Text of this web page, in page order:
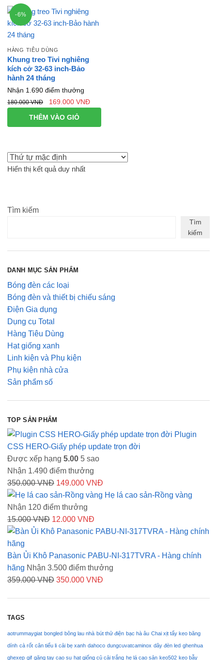
-6%
HÀNG TIÊU DÙNG
Khung treo Tivi nghiêng
kích cở 32-63 inch-Bảo
hành 24 tháng
Nhận 1.690 điểm thưởng
180.000VNĐ
Giá
là:
169.000 VNĐGiá
hiện
THÊM VÀO GIỎ
Hiển thị kết quả duy nhất
Tìm kiếm
Tìm
kiếm
DANH MỤC SẢN PHẨM
Bóng đèn các loại
Bóng đèn và thiết bị chiếu sáng
Điện Gia dụng
Dụng cụ Total
Hàng Tiêu Dùng
Hạt giống xanh
Linh kiện và Phụ kiện
Phụ kiện nhà cửa
Sản phẩm số
TOP SẢN PHẨM
Plugin
CSS HERO-Giấy phép update trọn đời
Được xếp hạng 5.00 5 sao
Nhận 1.490 điểm thưởng
350.000VNĐ Giá
gốc
là:
350.000 VNĐ.
149.000 VNĐ
hiện
149.000 VNĐ.
Hẹ lá cao sản-Rồng vàng
Nhận 120 điểm thưởng
15.000VNĐ Giá
gốc
15.000 VNĐ.
12.000 VNĐ
hiện
là:
12.000 VNĐ.
Bàn Ủi Khô Panasonic PABU-NI-317TVRA - Hàng chính
hãng Nhận 3.500 điểm thưởng
359.000VNĐ Giá
350.000 VNĐ
TAGS
aotrummaygiat bongled bông lau nhà bút thử điện bạc hà âu Chai xịt tẩy keo băng
dính cà rốt cân tiểu li cải bẹ xanh dahoco dungcuvatcaminox dây đèn led ghenhua
ghexep gif găng tay cao su hạt giống củ cải trắng hẹ lá cao sản keo502 keo bẫy